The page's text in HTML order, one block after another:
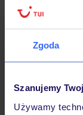
Zgoda
Szanujemy
Używamy
Hotel
Opinie